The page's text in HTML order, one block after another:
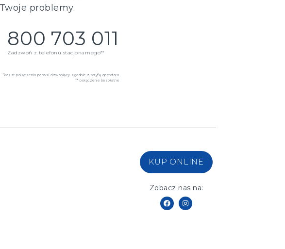
problemy.
800 703 011
Zadzwoń z telefonu stacjonarnego**
*koszt połączenia ponosi dzwoniący zgodnie z taryfą operatora
** połączenie bezpłatne
KUP ONLINE
Zobacz nas na: